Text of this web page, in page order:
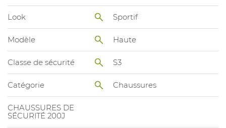
Look Sportif
Modèle Haute
Classe de sécurité S3
Catégorie Chaussures
CHAUSSURES DE
SÉCURITÉ 200J